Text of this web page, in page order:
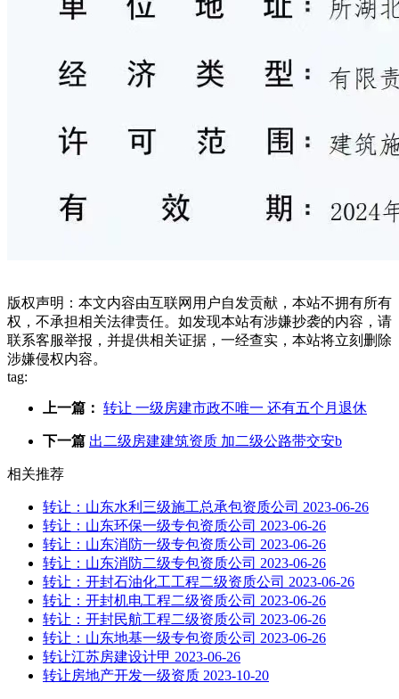
版权声明：本文内容由互联网用户自发贡献，本站不拥有所有
权，不承担相关法律责任。如发现本站有涉嫌抄袭的内容，请
联系客服举报，并提供相关证据，一经查实，本站将立刻删除
涉嫌侵权内容。
tag:
上一篇： 转让 一级房建市政不唯一 还有五个月退休
下一篇 出二级房建建筑资质 加二级公路带交安b
相关推荐
转让：山东水利三级施工总承包资质公司 2023-06-26
转让：山东环保一级专包资质公司 2023-06-26
转让：山东消防一级专包资质公司 2023-06-26
转让：山东消防二级专包资质公司 2023-06-26
转让：开封石油化工工程二级资质公司 2023-06-26
转让：开封机电工程二级资质公司 2023-06-26
转让：开封民航工程二级资质公司 2023-06-26
转让：山东地基一级专包资质公司 2023-06-26
转让江苏房建设计甲 2023-06-26
转让房地产开发一级资质 2023-10-20